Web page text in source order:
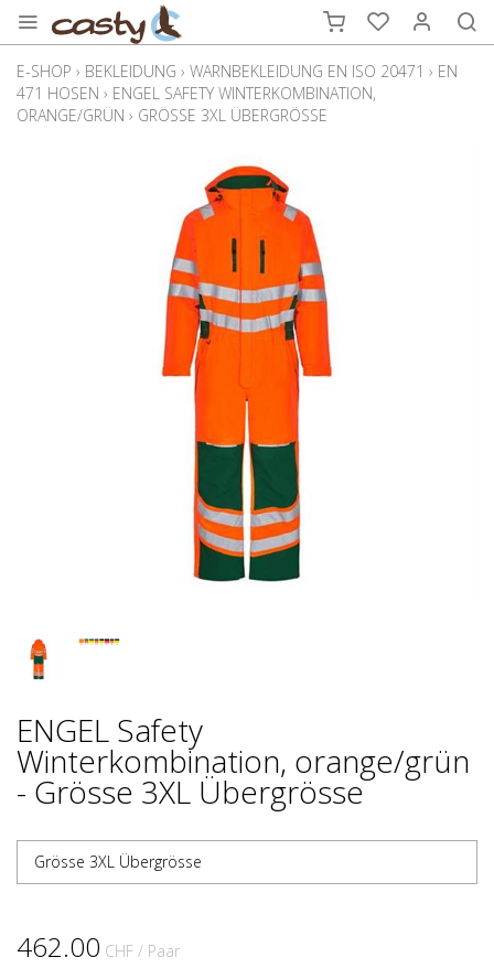
E-SHOP › BEKLEIDUNG › WARNBEKLEIDUNG EN ISO 20471 › EN
471 HOSEN › ENGEL SAFETY WINTERKOMBINATION,
ORANGE/GRÜN › GRÖSSE 3XL ÜBERGRÖSSE
ENGEL Safety
Winterkombination, orange/grün
- Grösse 3XL Übergrösse
Grösse 3XL Übergrösse
462.00 CHF / Paar